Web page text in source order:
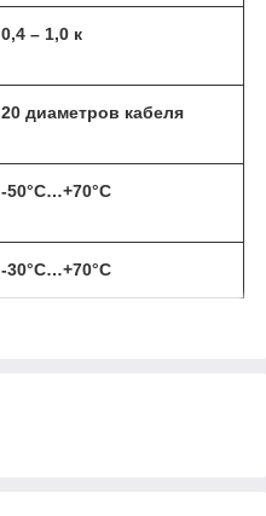
0,4 – 1,0 к
20 диаметров кабеля
-50°С…+70°С
-30°С…+70°С